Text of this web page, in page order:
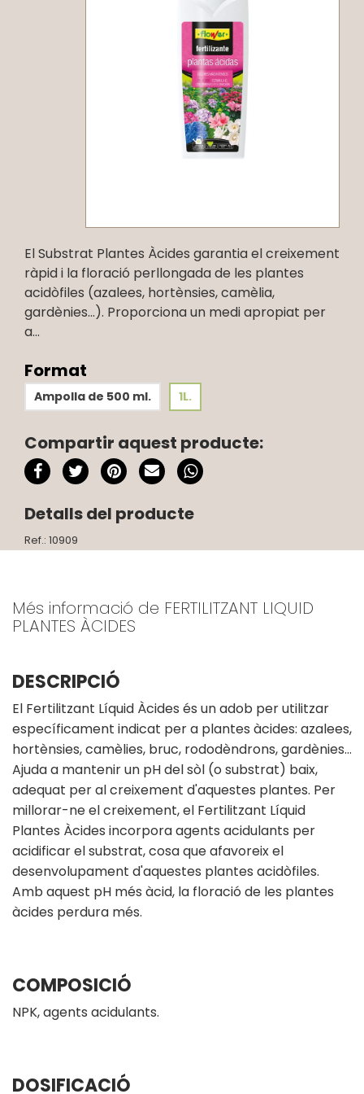
El Substrat Plantes Àcides garantia el creixement
ràpid i la floració perllongada de les plantes
acidòfiles (azalees, hortènsies, camèlia,
gardènies...). Proporciona un medi apropiat per
a...
Format
Ampolla de 500 ml. 1L.
Compartir aquest producte:
Detalls del producte
Ref.: 10909
Més informació de FERTILITZANT LIQUID
PLANTES ÀCIDES
DESCRIPCIÓ
El Fertilitzant Líquid Àcides és un adob per utilitzar
específicament indicat per a plantes àcides: azalees,
hortènsies, camèlies, bruc, rododèndrons, gardènies…
Ajuda a mantenir un pH del sòl (o substrat) baix,
adequat per al creixement d'aquestes plantes. Per
millorar-ne el creixement, el Fertilitzant Líquid
Plantes Àcides incorpora agents acidulants per
acidificar el substrat, cosa que afavoreix el
desenvolupament d'aquestes plantes acidòfiles.
Amb aquest pH més àcid, la floració de les plantes
àcides perdura més.
COMPOSICIÓ
NPK, agents acidulants.
DOSIFICACIÓ